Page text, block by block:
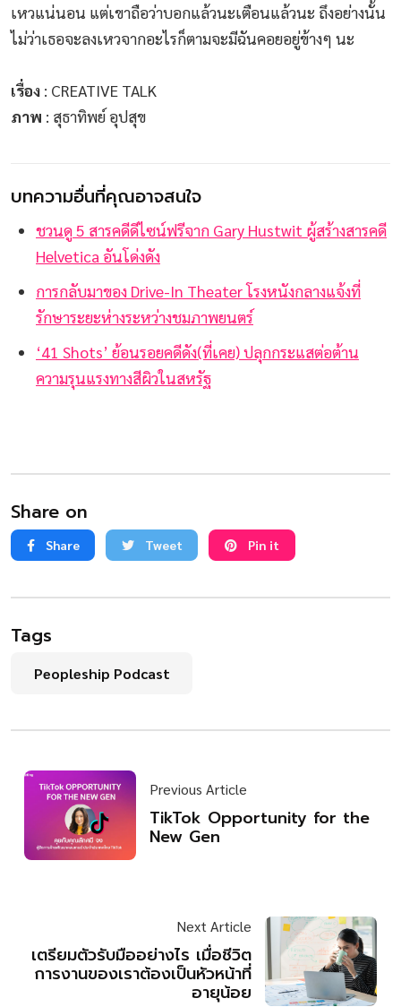
เหวแน่นอน แต่เขาถือว่าบอกแล้วนะเตือนแล้วนะ ถึงอย่างนั้น
ไม่ว่าเธอจะลงเหวจากอะไรก็ตามจะมีฉันคอยอยู่ข้างๆ นะ
เรื่อง : CREATIVE TALK
ภาพ : สุธาทิพย์ อุปสุข
บทความอื่นที่คุณอาจสนใจ
ชวนดู 5 สารคดีดีไซน์ฟรีจาก Gary Hustwit ผู้สร้างสารคดี
Helvetica อันโด่งดัง
การกลับมาของ Drive-In Theater โรงหนังกลางแจ้งที่
รักษาระยะห่างระหว่างชมภาพยนตร์
‘41 Shots’ ย้อนรอยคดีดัง(ที่เคย) ปลุกกระแสต่อต้าน
ความรุนแรงทางสีผิวในสหรัฐ
Share on
Share Tweet Pin it
Tags
Peopleship Podcast
Previous Article
TikTok Opportunity for the
New Gen
Next Article
เตรียมตัวรับมืออย่างไร เมื่อชีวิต
การงานของเราต้องเป็นหัวหน้าที่
อายุน้อย